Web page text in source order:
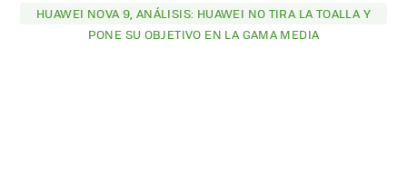
HUAWEI NOVA 9, ANÁLISIS: HUAWEI NO TIRA LA TOALLA Y
PONE SU OBJETIVO EN LA GAMA MEDIA